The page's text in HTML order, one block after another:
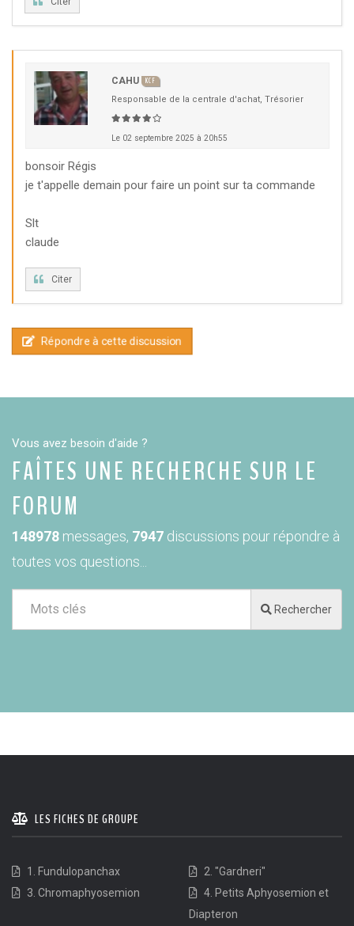
CAHU KCF
Responsable de la centrale d'achat, Trésorier
Le 02 septembre 2025 à 20h55
bonsoir Régis
je t'appelle demain pour faire un point sur ta commande
Slt
claude
Citer
Répondre à cette discussion
Vous avez besoin d'aide ?
FAÎTES UNE RECHERCHE SUR LE
FORUM
148978 messages, 7947 discussions pour répondre à
toutes vos questions...
Rechercher
LES FICHES DE GROUPE
1. Fundulopanchax
2. "Gardneri"
3. Chromaphyosemion
4. Petits Aphyosemion et
Diapteron